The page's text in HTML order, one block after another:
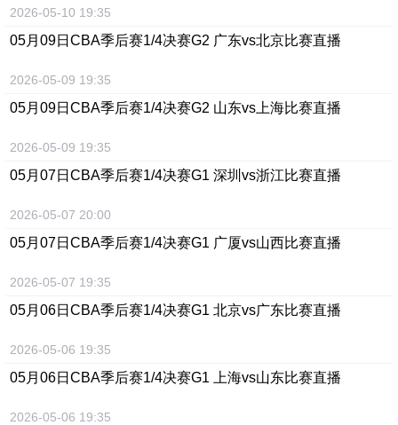
2026-05-10 19:35
05月09日 CBA季后赛1/4决赛G2 广东vs北京比赛直播
2026-05-09 19:35
05月09日 CBA季后赛1/4决赛G2 山东vs上海比赛直播
2026-05-09 19:35
05月07日 CBA季后赛1/4决赛G1 深圳vs浙江比赛直播
2026-05-07 20:00
05月07日 CBA季后赛1/4决赛G1 广厦vs山西比赛直播
2026-05-07 19:35
05月06日 CBA季后赛1/4决赛G1 北京vs广东比赛直播
2026-05-06 19:35
05月06日 CBA季后赛1/4决赛G1 上海vs山东比赛直播
2026-05-06 19:35